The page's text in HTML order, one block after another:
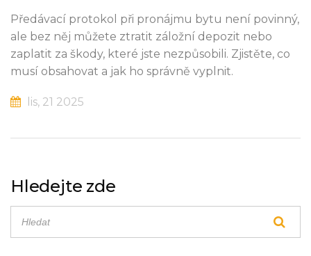
Předávací protokol při pronájmu bytu není povinný,
ale bez něj můžete ztratit záložní depozit nebo
zaplatit za škody, které jste nezpůsobili. Zjistěte, co
musí obsahovat a jak ho správně vyplnit.
lis, 21 2025
Hledejte zde